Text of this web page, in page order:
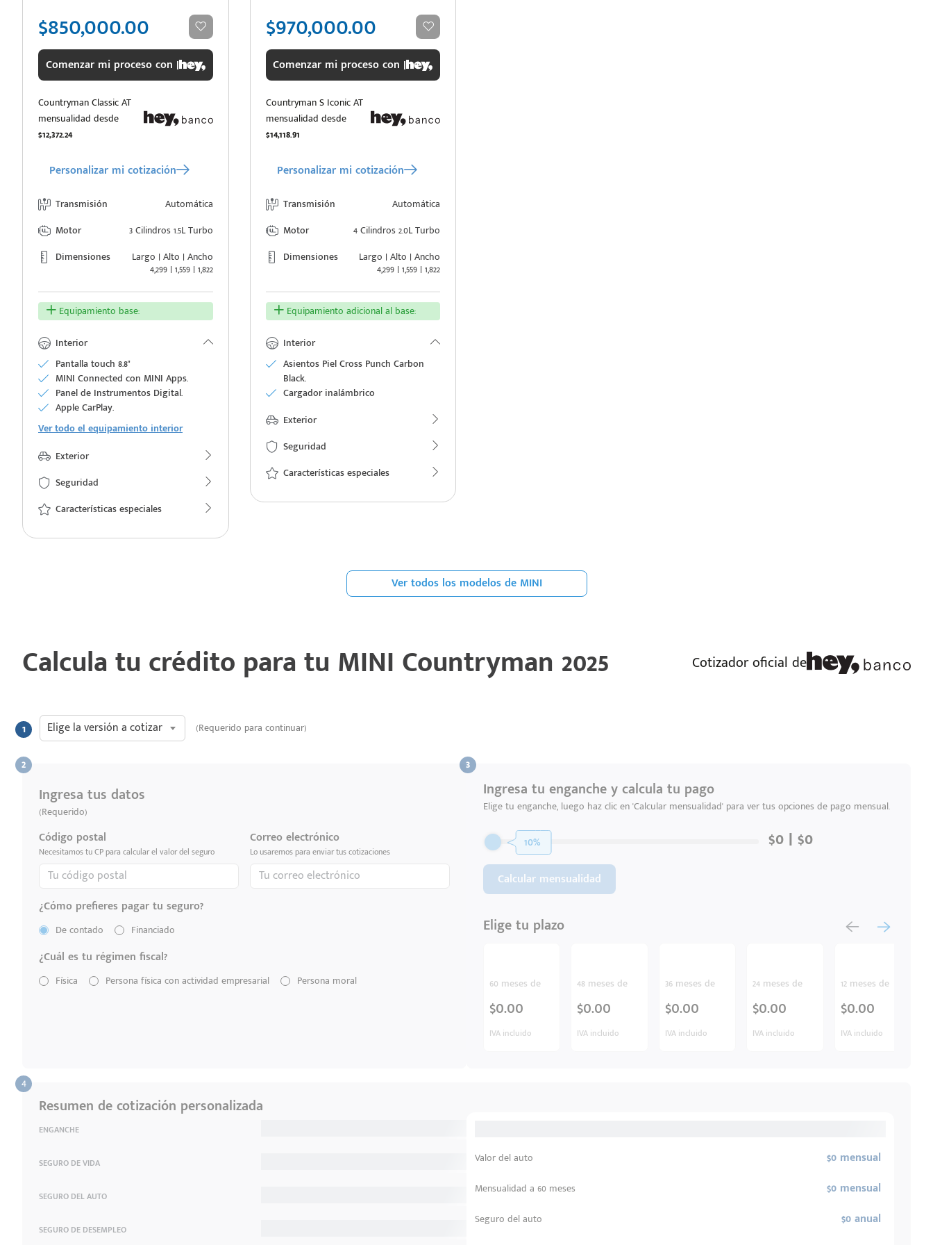
$850,000.00
Comenzar mi proceso con |
Countryman Classic AT
mensualidad desde
$12,372.24
Personalizar mi cotización
Transmisión
Automática
Motor
3 Cilindros 1.5L Turbo
Dimensiones
Largo | Alto | Ancho
4,299 | 1,559 | 1,822
Equipamiento base:
Interior
Pantalla touch 8.8"
MINI Connected con MINI Apps.
Panel de Instrumentos Digital.
Apple CarPlay.
Ver todo el equipamiento interior
Exterior
Seguridad
Características especiales
$970,000.00
Comenzar mi proceso con |
Countryman S Iconic AT
mensualidad desde
$14,118.91
Personalizar mi cotización
Transmisión
Automática
Motor
4 Cilindros 2.0L Turbo
Dimensiones
Largo | Alto | Ancho
4,299 | 1,559 | 1,822
Equipamiento adicional al base:
Interior
Asientos Piel Cross Punch Carbon
Black.
Cargador inalámbrico
Exterior
Seguridad
Características especiales
Ver todos los modelos de MINI
Calcula tu crédito para tu MINI Countryman 2025 Cotizador oficial de
Elige la versión a cotizar (Requerido para continuar)
Ingresa tus datos
(Requerido)
Código postal
Necesitamos tu CP para calcular el valor del seguro
Correo electrónico
Lo usaremos para enviar tus cotizaciones
¿Cómo prefieres pagar tu seguro?
De contado Financiado
¿Cuál es tu régimen fiscal?
Física Persona física con actividad empresarial Persona moral
Ingresa tu enganche y calcula tu pago
Elige tu enganche, luego haz clic en 'Calcular mensualidad' para ver tus opciones de pago mensual.
10%
Calcular mensualidad
Elige tu plazo
60 meses de
$0.00
IVA incluido
48 meses de
$0.00
IVA incluido
36 meses de
$0.00
IVA incluido
24 meses de
$0.00
IVA incluido
12 meses de
$0.00
IVA incluido
Resumen de cotización personalizada
ENGANCHE
SEGURO DE VIDA
SEGURO DEL AUTO
SEGURO DE DESEMPLEO
Valor del auto $0 mensual
Mensualidad a 60 meses $0 mensual
Seguro del auto $0 anual